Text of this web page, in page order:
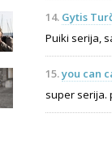
14. Gytis
Puiki serija,
15.you can
super serija.